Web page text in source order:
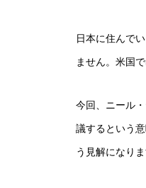
日本に住んで
ません。米国
今回、ニール
議するという
う見解になりま